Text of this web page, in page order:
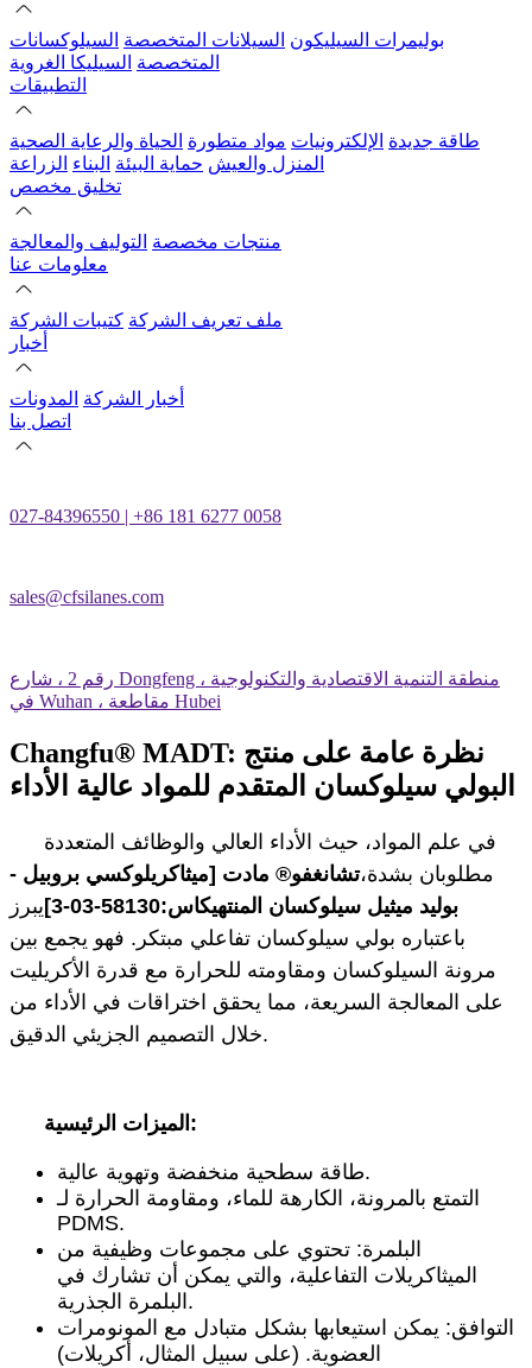
بوليمرات السيليكون السيلانات المتخصصة السيلوكسانات
المتخصصة السيليكا الغروية
التطبيقات
طاقة جديدة الإلكترونيات مواد متطورة الحياة والرعاية الصحية
المنزل والعيش حماية البيئة البناء الزراعة
تخليق مخصص
منتجات مخصصة التوليف والمعالجة
معلومات عنا
ملف تعريف الشركة كتيبات الشركة
أخبار
أخبار الشركة المدونات
اتصل بنا
027-84396550 | +86 181 6277 0058
sales@cfsilanes.com
رقم 2 ، شارع Dongfeng ، منطقة التنمية الاقتصادية والتكنولوجية
في Wuhan ، مقاطعة Hubei
Changfu® MADT: نظرة عامة على منتج
البولي سيلوكسان المتقدم للمواد عالية الأداء
في علم المواد، حيث الأداء العالي والوظائف المتعددة
مطلوبان بشدة،تشانغفو® مادت [ميثاكريلوكسي بروبيل -
بوليد ميثيل سيلوكسان المنتهيكاس:58130-03-3]
يبرز
باعتباره بولي سيلوكسان تفاعلي مبتكر. فهو يجمع بين
مرونة السيلوكسان ومقاومته للحرارة مع قدرة الأكريليت
على المعالجة السريعة، مما يحقق اختراقات في الأداء من
خلال التصميم الجزيئي الدقيق.
الميزات الرئيسية:
طاقة سطحية منخفضة وتهوية عالية.
التمتع بالمرونة، الكارهة للماء، ومقاومة الحرارة لـ
PDMS.
البلمرة: تحتوي على مجموعات وظيفية من
الميثاكريلات التفاعلية، والتي يمكن أن تشارك في
البلمرة الجذرية.
التوافق: يمكن استيعابها بشكل متبادل مع المونومرات
العضوية. (على سبيل المثال، أكريلات)